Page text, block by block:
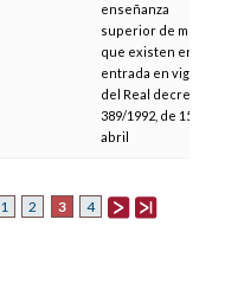
enseñanza
superior de música
que existen en la
entrada en vigor
del Real decreto
389/1992, de 15 de
abril
1 2 3 4